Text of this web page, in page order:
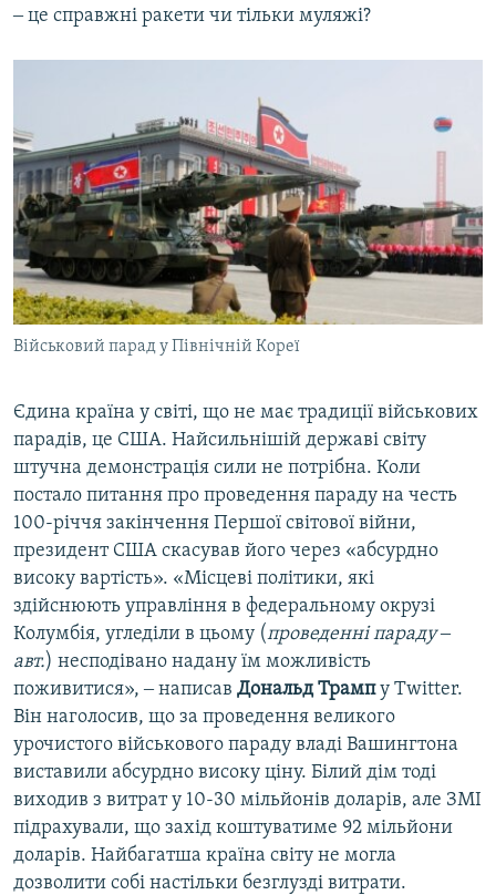
‒ це справжні ракети чи тільки муляжі?
Військовий парад у Північній Кореї
Єдина країна у світі, що не має традиції військових
парадів, це США. Найсильнішій державі світу
штучна демонстрація сили не потрібна. Коли
постало питання про проведення параду на честь
100-річчя закінчення Першої світової війни,
президент США скасував його через «абсурдно
високу вартість». «Місцеві політики, які
здійснюють управління в федеральному окрузі
Колумбія, угледіли в цьому (проведенні параду ‒
авт.) несподівано надану їм можливість
поживитися», ‒ написав Дональд Трампу Twitter.
Він наголосив, що за проведення великого
урочистого військового параду владі Вашингтона
виставили абсурдно високу ціну. Білий дім тоді
виходив з витрат у 10-30 мільйонів доларів, але ЗМІ
підрахували, що захід коштуватиме 92 мільйони
доларів. Найбагатша країна світу не могла
дозволити собі настільки безглузді витрати.